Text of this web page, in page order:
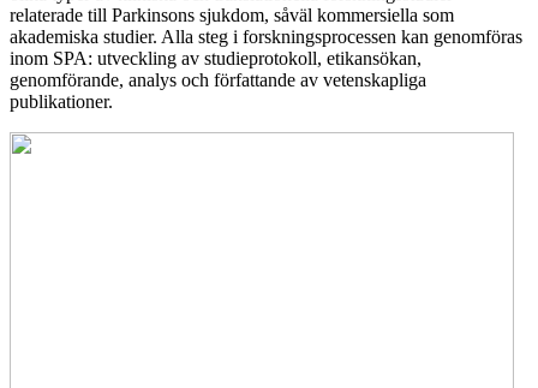
relaterade till Parkinsons sjukdom, såväl kommersiella som
akademiska studier. Alla steg i forskningsprocessen kan genomföras
inom SPA: utveckling av studieprotokoll, etikansökan,
genomförande, analys och författande av vetenskapliga
publikationer.